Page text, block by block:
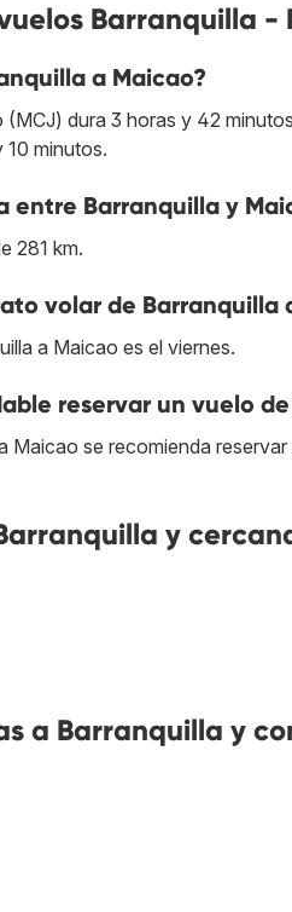
Barranquilla -
a Maicao?
dura 3 horas y 42
10 minutos.
entre Barranquilla y
281 km.
volar de Barranquilla
a Maicao es el viernes.
reservar un vuelo
Maicao se recomienda
y
a Barranquilla y